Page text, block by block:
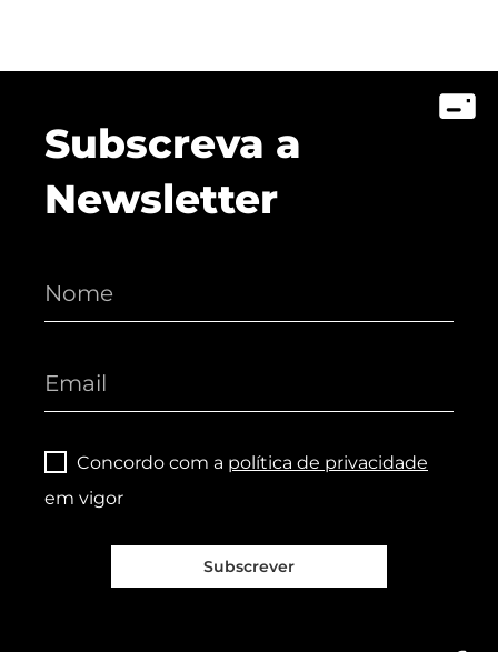
Subscreva a
Newsletter
Concordo com a política de privacidade
em vigor
Subscrever